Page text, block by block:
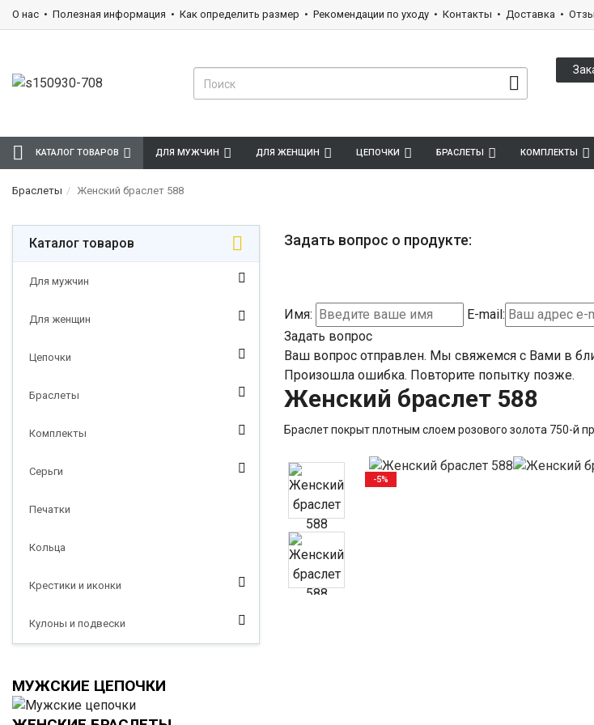
О нас Полезная информация Как определить размер Рекомендации по уходу Контакты Доставка
КАТАЛОГ ТОВАРОВ ДЛЯ МУЖЧИН ДЛЯ ЖЕНЩИН ЦЕПОЧКИ БРАСЛЕТЫ КОМПЛЕКТЫ
Браслеты Женский браслет 588
Каталог товаров
Для мужчин
Для женщин
Цепочки
Браслеты
Комплекты
Серьги
Печатки
Кольца
Крестики и иконки
Кулоны и подвески
МУЖСКИЕ ЦЕПОЧКИ
Задать вопрос о продукте:
Имя: E-mail:
Задать вопрос
Ваш вопрос отправлен. Мы свяжемся с Вами в
Произошла ошибка. Повторите попытку позже.
Женский браслет 588
Браслет покрыт плотным слоем розового золота 750-й
-5%